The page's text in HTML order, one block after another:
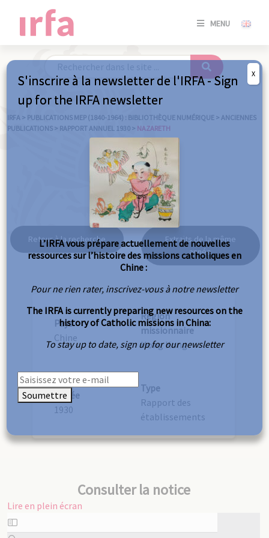
MENU
SE
/
IRFA > PUBLICATIONS MEP (1840-1964) : BIBLIOTHÈQUE NUMÉRIQUE > ANCIENNES
PUBLICATIONS > RAPPORT ANNUEL 1930 > NAZARETH
Nazareth
Retour à la recherche
Extraits de la même
année
Pays
Chine
Région
missionnaire
Hong Kong
Année
1930
Type
Rapport des
établissements
Consulter la notice
Lire en plein écran
Aller
au
S'inscrire à la newsletter de l'IRFA - Sign
up for the IRFA newsletter
L’IRFA vous prépare actuellement de nouvelles
ressources sur l’histoire des missions catholiques en
Chine :
Pour ne rien rater, inscrivez-vous à notre newsletter
The IRFA is currently preparing new resources on the
history of Catholic missions in China:
To stay up to date, sign up for our newsletter
Soumettre
X